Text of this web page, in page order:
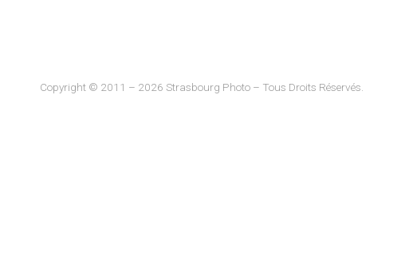
Copyright © 2011 – 2026 Strasbourg Photo – Tous Droits Réservés.